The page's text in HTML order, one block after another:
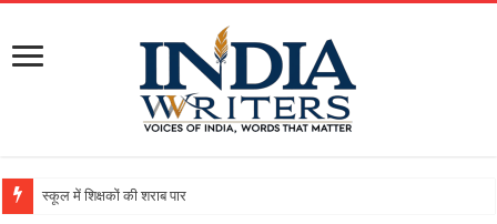
स्कूल में शिक्षकों की शराब पार्टी का वीडियो वायरल, DEO ने थम